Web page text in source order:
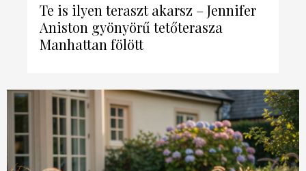
Te is ilyen teraszt akarsz – Jennifer
Aniston gyönyörű tetőterasza
Manhattan fölött